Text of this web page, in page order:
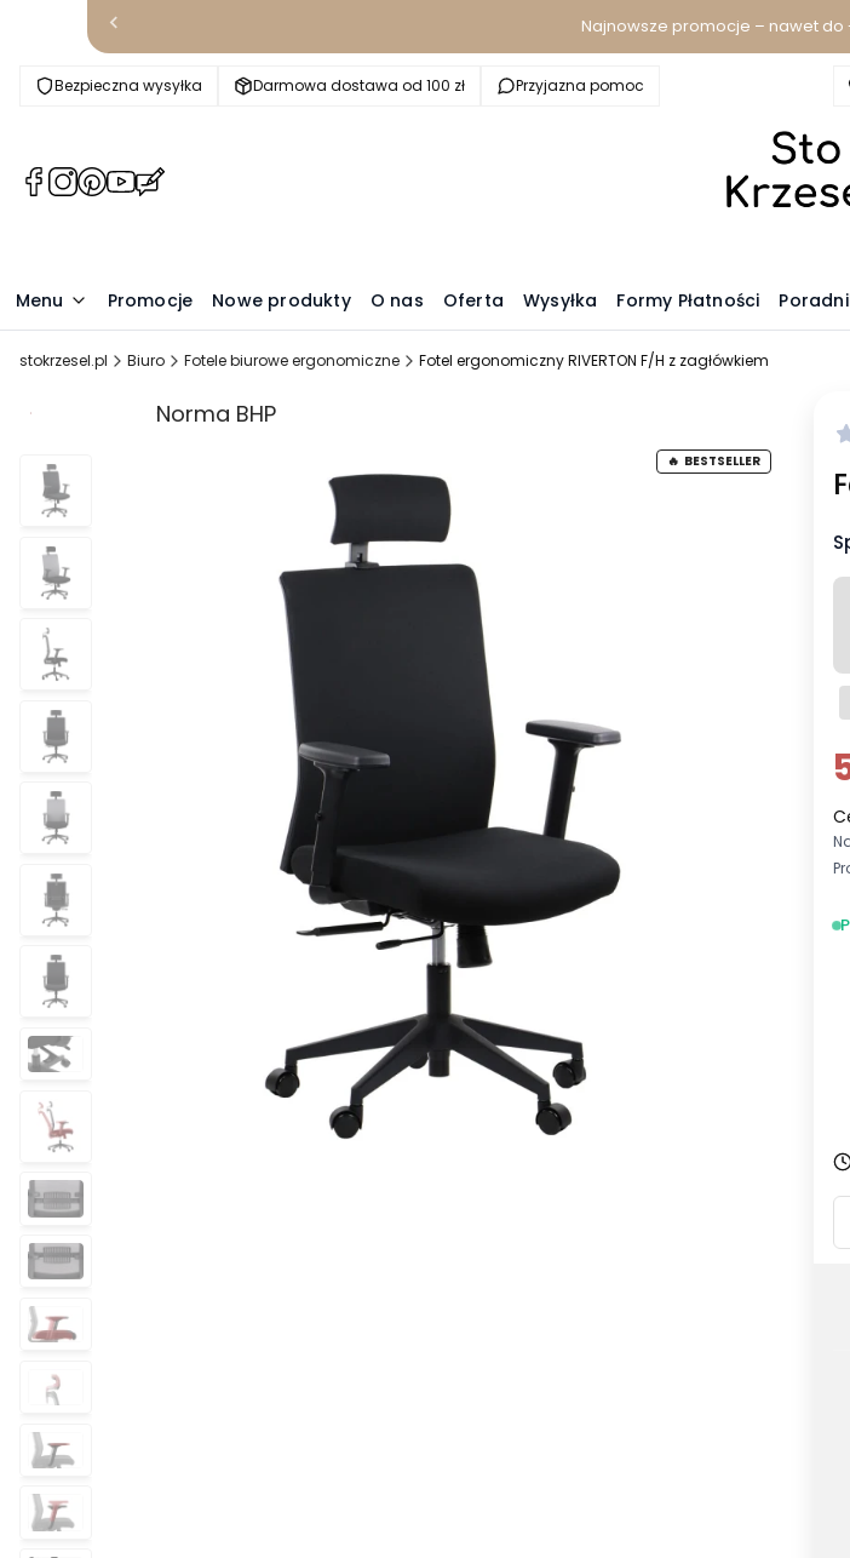
Najnowsze promocje – nawet
Bezpieczna wysyłka Darmowa dostawa od 100 zł Przyjazna pomoc
(Otwiera
karcie)
(Otwiera
karcie)
(Otwiera
karcie)
(Otwiera
karcie)
(Otwiera
karcie)
Menu Promocje Nowe produkty O nas Oferta Wysyłka Formy Płatności
stokrzesel.pl Biuro Fotele biurowe ergonomiczne Fotel ergonomiczny RIVERTON F/H z zagłówkiem
Promocja Norma BHP
BESTSELLER